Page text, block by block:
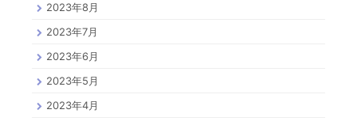
2023年8月
2023年7月
2023年6月
2023年5月
2023年4月